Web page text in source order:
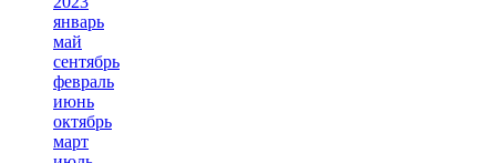
январь
май
сентябрь
февраль
июнь
октябрь
март